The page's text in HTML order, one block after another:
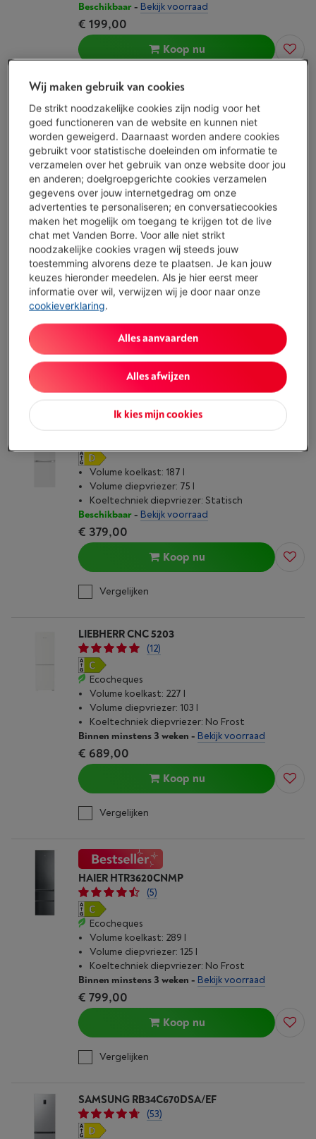
Beschikbaar- Bekijk voorraad
€ 199,00
Koop nu
Vergelijken
BOSCH KGN49OCAF SERIE 4 GREEN
COLLECTION
(29)
Ecocheques
Volume koelkast: 311 l
Volume diepvriezer: 129 l
Koeltechniek diepvriezer: No Frost
Binnen minstens 3 weken-Bekijk voorraad
€ 1.699,00
Cashback Bosch: € 150,00
Vergelijken
Volume koelkast: 187 l
Volume diepvriezer: 75 l
Koeltechniek diepvriezer: Statisch
Beschikbaar- Bekijk voorraad
€ 379,00
Koop nu
Vergelijken
LIEBHERR CNC 5203
(12)
Ecocheques
Volume koelkast: 227 l
Volume diepvriezer: 103 l
Koeltechniek diepvriezer: No Frost
Binnen minstens 3 weken - Bekijk voorraad
€ 689,00
Koop nu
Vergelijken
HAIER HTR3620CNMP
(5)
Ecocheques
Volume koelkast: 289 l
Volume diepvriezer: 125 l
Koeltechniek diepvriezer: No Frost
Binnen minstens 3 weken - Bekijk voorraad
€ 799,00
Koop nu
Vergelijken
SAMSUNG RB34C670DSA/EF
(53)
Wij maken gebruik van cookies
De strikt noodzakelijke cookies zijn nodig voor het
goed functioneren van de website en kunnen niet
worden geweigerd. Daarnaast worden andere cookies
gebruikt voor statistische doeleinden om informatie te
verzamelen over het gebruik van onze website door jou
en anderen; doelgroepgerichte cookies verzamelen
gegevens over jouw internetgedrag om onze
advertenties te personaliseren; en conversatiecookies
maken het mogelijk om toegang te krijgen tot de live
chat met Vanden Borre. Voor alle niet strikt
noodzakelijke cookies vragen wij steeds jouw
toestemming alvorens deze te plaatsen. Je kan jouw
keuzes hieronder meedelen. Als je hier eerst meer
informatie over wil, verwijzen wij je door naar onze
cookieverklaring.
Ik kies mijn cookies
Alles afwijzen
Alles aanvaarden